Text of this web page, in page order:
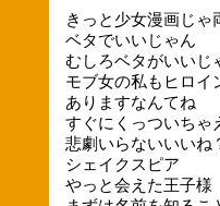
きっと少女漫画じゃ
ベタでいいじゃん
むしろベタがいいじ
モブ女の私もヒロイ
ありますなんてね
すぐにくっついちゃ
悲劇いらないいいね
シェイクスピア
やっと会えた王子様